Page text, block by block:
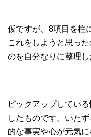
仮ですが、8項目を柱
これをしようと思っ
のを自分なりに整理し
ピックアップしてい
したものです。いた
的な事実や心が元気